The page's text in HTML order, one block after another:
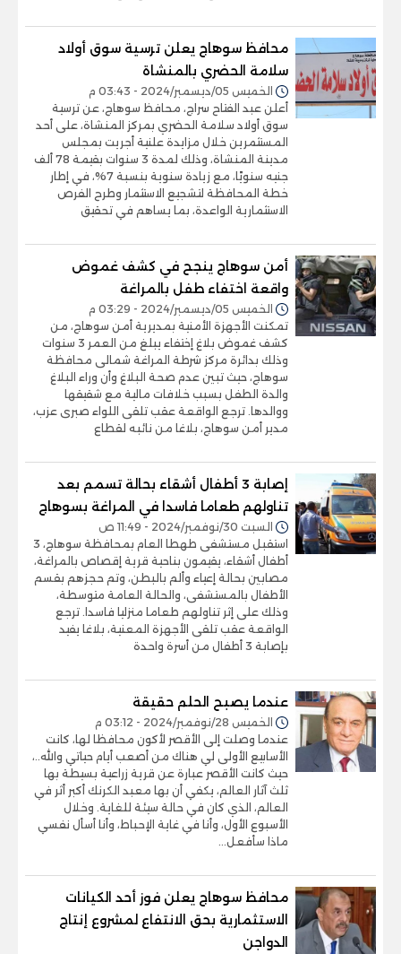
محافظ سوهاج يعلن ترسية سوق أولاد
سلامة الحضري بالمنشاة
الخميس 05/ديسمبر/2024 - 03:43 م
أعلن عبد الفتاح سراج، محافظ سوهاج، عن ترسية
سوق أولاد سلامة الحضري بمركز المنشاة، على أحد
المستثمرين خلال مزايدة علنية أجريت بمجلس
مدينة المنشاة، وذلك لمدة 3 سنوات بقيمة 78 ألف
جنيه سنويًا، مع زيادة سنوية بنسبة 7%، في إطار
خطة المحافظة لتشجيع الاستثمار وطرح الفرص
الاستثمارية الواعدة، بما يساهم في تحقيق
أمن سوهاج ينجح في كشف غموض
واقعة اختفاء طفل بالمراغة
الخميس 05/ديسمبر/2024 - 03:29 م
تمكنت الأجهزة الأمنية بمديرية أمن سوهاج، من
كشف غموض بلاغ إختفاء يبلغ من العمر 3 سنوات
وذلك بدائرة مركز شرطة المراغة شمالى محافظة
سوهاج، حيث تبين عدم صحة البلاغ وأن وراء البلاغ
والدة الطفل بسبب خلافات مالية مع شقيقها
ووالدها. ترجع الواقعة عقب تلقى اللواء صبرى عزب،
مدير أمن سوهاج، بلاغا من نائبه لقطاع
إصابة 3 أطفال أشقاء بحالة تسمم بعد
تناولهم طعاما فاسدا في المراغة بسوهاج
السبت 30/نوفمبر/2024 - 11:49 ص
استقبل مستشفى طهطا العام بمحافظة سوهاج، 3
أطفال أشقاء، يقيمون بناحية قرية إقصاص بالمراغة،
مصابين بحالة إعياء وألم بالبطن، وتم حجزهم بقسم
الأطفال بالمستشفى، والحالة العامة متوسطة،
وذلك على إثر تناولهم طعاما منزليا فاسدا. ترجع
الواقعة عقب تلقى الأجهزة المعنية، بلاغا يفيد
بإصابة 3 أطفال من أسرة واحدة
عندما يصبح الحلم حقيقة
الخميس 28/نوفمبر/2024 - 03:12 م
عندما وصلت إلى الأقصر لأكون محافظا لها، كانت
الأسابيع الأولى لي هناك من أصعب أيام حياتي والله..،
حيث كانت الأقصر عبارة عن قرية زراعية بسيطة بها
ثلث آثار العالم، يكفي أن بها معبد الكرنك أكبر أثر في
العالم، الذي كان في حالة سيئة للغاية. وخلال
الأسبوع الأول، وأنا في غاية الإحباط، وأنا أسأل نفسي
ماذا سأفعل...
محافظ سوهاج يعلن فوز أحد الكيانات
الاستثمارية بحق الانتفاع لمشروع إنتاج
الدواجن